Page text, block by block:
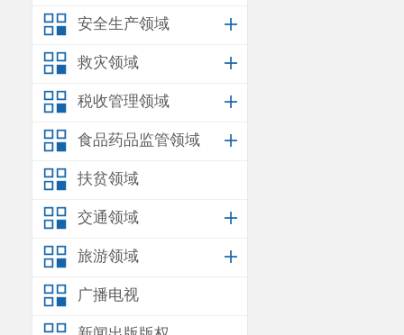
安全生产领域
救灾领域
税收管理领域
食品药品监管领域
扶贫领域
交通领域
旅游领域
广播电视